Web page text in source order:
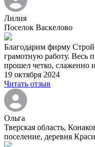
Лилия
Поселок Васкелово
Благодарим фирму
грамотную работу. Весь
прошел четко, слаженно
19 октября 2024
Читать отзыв
Ольга
Тверская область,
поселение, деревня